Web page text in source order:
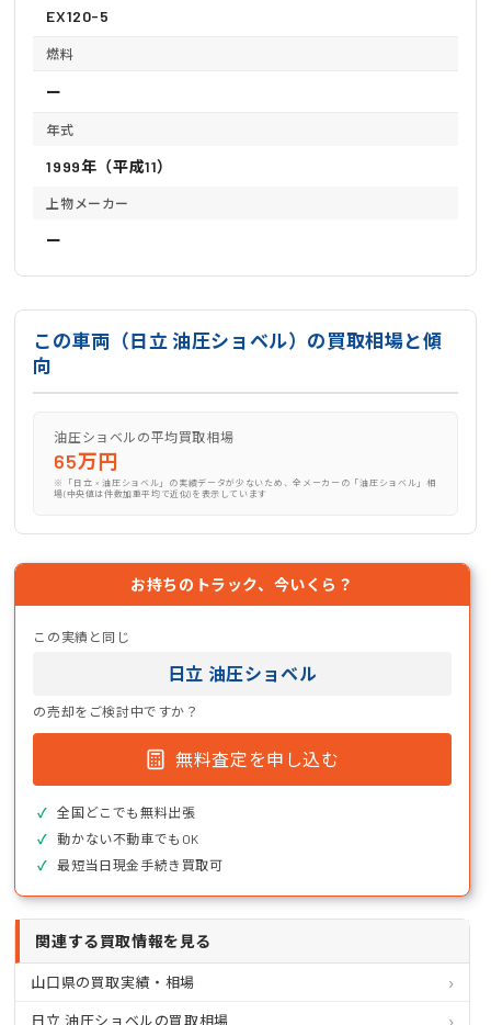
EX120-5
燃料
ー
年式
1999年（平成11）
上物メーカー
ー
この車両（日立 油圧ショベル）の買取相場と傾
向
油圧ショベルの平均買取相場
65万円
※「日立 × 油圧ショベル」の実績データが少ないため、全メーカーの「油圧ショベル」相
場(中央値は件数加重平均で近似)を表示しています
お持ちのトラック、今いくら？
この実績と同じ
日立 油圧ショベル
の売却をご検討中ですか？
無料査定を申し込む
全国どこでも無料出張
動かない不動車でもOK
最短当日現金手続き買取可
関連する買取情報を見る
山口県の買取実績・相場
日立 油圧ショベルの買取相場